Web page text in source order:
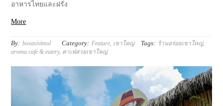
อาหารไทยและฝรั่ง
More
By: bosasivimol Category: Feature, เขาใหญ่ Tags: ร้านอร่อยเขาใหญ่,
aroma cafe & eatery, คาเฟ่สวยเขาใหญ่